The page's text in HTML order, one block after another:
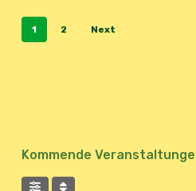
1 2 Next
Kommende